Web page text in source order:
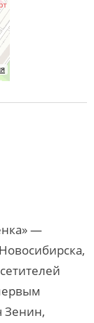
—
Зенин,